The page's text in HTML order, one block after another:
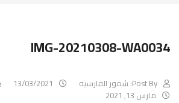
IMG-20210308-WA0034
Post By: شمور الفارسيه 13/03/2021
مارس 13, 2021